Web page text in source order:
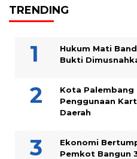
TRENDING
Hukum Mati
Bukti
Kota Palembang
Penggunaan
Daerah
Ekonomi
Pemkot Bangun